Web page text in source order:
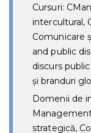
Cursuri:
intercultural,
Comunicare
and public
discurs
și branduri
Domenii de
strategică,